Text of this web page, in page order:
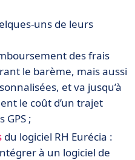
uns de leurs
des frais
le barème, mais aussi
et va jusqu’à
le coût d’un trajet
GPS ;
du logiciel RH Eurécia :
à un logiciel de